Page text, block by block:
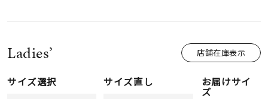
価格
Ladies’ 店舗在庫表示
サイズ選択 サイズ直し お届けサイ
ズ